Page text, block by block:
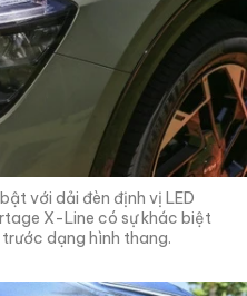
với dải đèn định vị LED
X-Line có sự khác biệt
dạng hình thang.